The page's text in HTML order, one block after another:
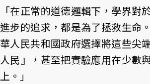
「在正常的道德邏輯下，學界對
進步的追求，都是為了拯救生命
華人民共和國政府選擇將這些尖
人民』，甚至把實驗應用在少數
上。」